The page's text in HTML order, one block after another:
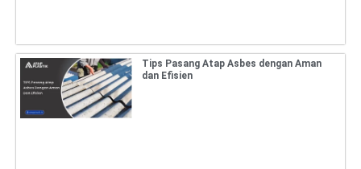
Tips Pasang Atap Asbes dengan Aman
dan Efisien